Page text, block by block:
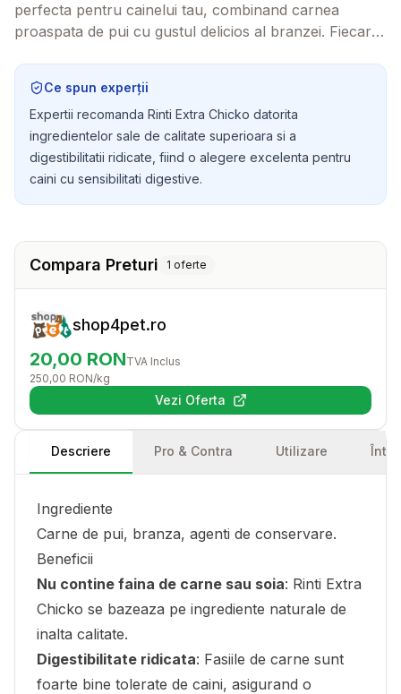
perfecta pentru cainelui tau, combinand carnea
proaspata de pui cu gustul delicios al branzei. Fiecare
face coada prietenului tau sa vibreze de bucurie!
Ce spun experții
Expertii recomanda Rinti Extra Chicko datorita
ingredientelor sale de calitate superioara si a
digestibilitatii ridicate, fiind o alegere excelenta pentru
caini cu sensibilitati digestive.
Compara Preturi 1 oferte
shop4pet.ro
20,00 RONTVA Inclus
250,00 RON/kg
Vezi Oferta(se deschide într-o filă nouă)
Descriere Pro & Contra Utilizare
Ingrediente
Carne de pui, branza, agenti de conservare.
Beneficii
Nu contine faina de carne sau soia: Rinti Extra
Chicko se bazeaza pe ingrediente naturale de
inalta calitate.
Digestibilitate ridicata: Fasiile de carne sunt
foarte bine tolerate de caini, asigurand o